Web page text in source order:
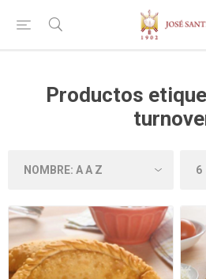
Productos